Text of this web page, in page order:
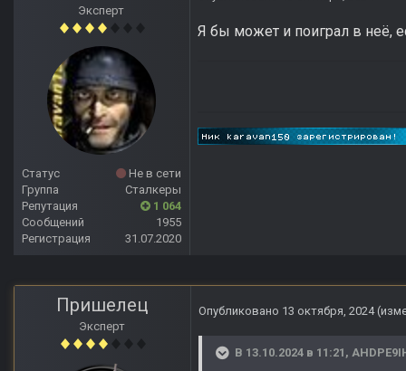
Эксперт
Статус
Не в сети
Группа
Сталкеры
Репутация
1 064
Сообщений
1955
Регистрация
31.07.2020
Я бы может и поиграл в неё,
Пришелец
Эксперт
Опубликовано 13 октября, 2024
В 13.10.2024 в 11:21,